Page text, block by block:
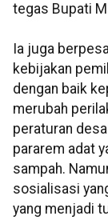
tegas Bupati
Ia juga
kebijakan
dengan baik
merubah
peraturan
pararem adat
sampah.
sosialisasi
yang menjadi